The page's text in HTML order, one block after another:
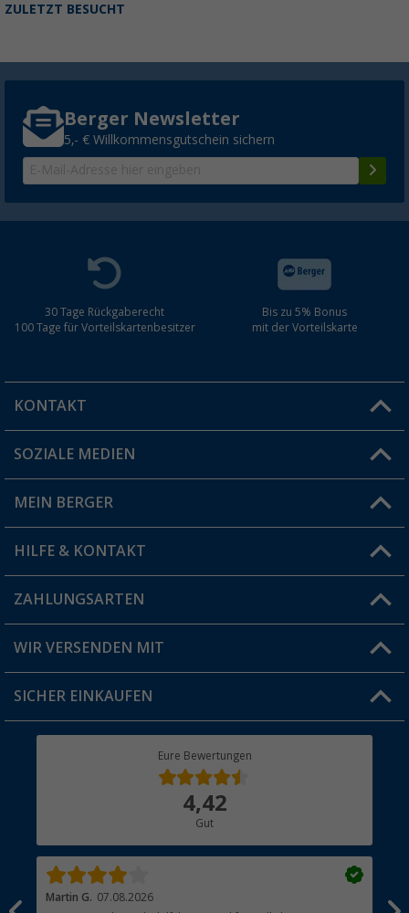
ZULETZT BESUCHT
Berger Newsletter
5,- € Willkommensgutschein sichern
30 Tage Rückgaberecht
100 Tage für Vorteilskartenbesitzer
Bis zu 5% Bonus
mit der Vorteilskarte
KONTAKT
Du hast eine Frage?
Filiale finden
SOZIALE MEDIEN
MEIN BERGER
Vorteilskarte
Blog
Jobs & Karriere
HILFE & KONTAKT
FAQ & Kontakt
Versandinformationen
Rücksendung
ZAHLUNGSARTEN
WIR VERSENDEN MIT
SICHER EINKAUFEN
Eure Bewertungen
4,42
Gut
Martin G. 07.08.2026